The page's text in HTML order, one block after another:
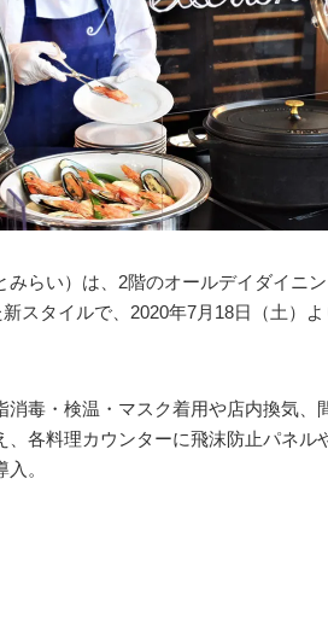
らい）は、2階のオールデイダイニ
スタイルで、2020年7月18日（土）
消毒・検温・マスク着用や店内換気
各料理カウンターに飛沫防止パネル
。